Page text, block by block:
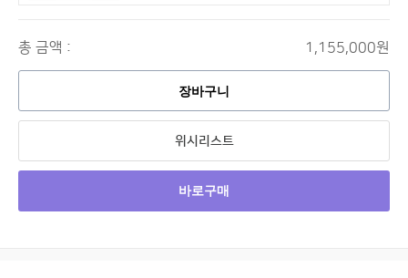
총 금액 : 1,155,000원
장바구니
위시리스트
바로구매